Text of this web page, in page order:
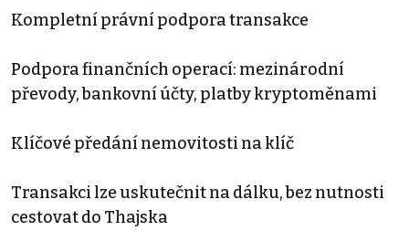
Kompletní právní podpora transakce
Podpora finančních operací: mezinárodní
převody, bankovní účty, platby kryptoměnami
Klíčové předání nemovitosti na klíč
Transakci lze uskutečnit na dálku, bez nutnosti
cestovat do Thajska